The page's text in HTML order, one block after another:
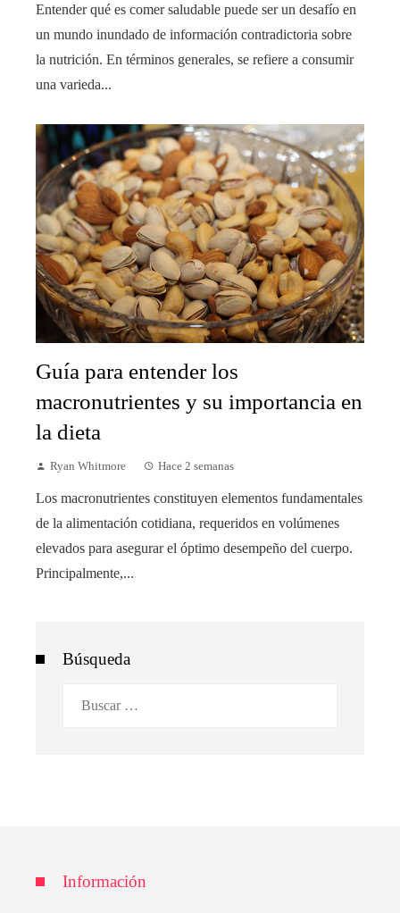
Entender qué es comer saludable puede ser un desafío en
un mundo inundado de información contradictoria sobre
la nutrición. En términos generales, se refiere a consumir
una varieda...
Guía para entender los
macronutrientes y su importancia en
la dieta
Ryan Whitmore Hace 2 semanas
Los macronutrientes constituyen elementos fundamentales
de la alimentación cotidiana, requeridos en volúmenes
elevados para asegurar el óptimo desempeño del cuerpo.
Principalmente,...
Búsqueda
Información